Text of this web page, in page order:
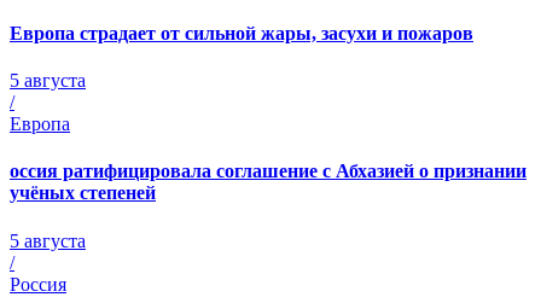
Европа страдает от сильной жары, засухи и пожаров
5 августа
/
Европа
оссия ратифицировала соглашение с Абхазией о признании
учёных степеней
5 августа
/
Россия